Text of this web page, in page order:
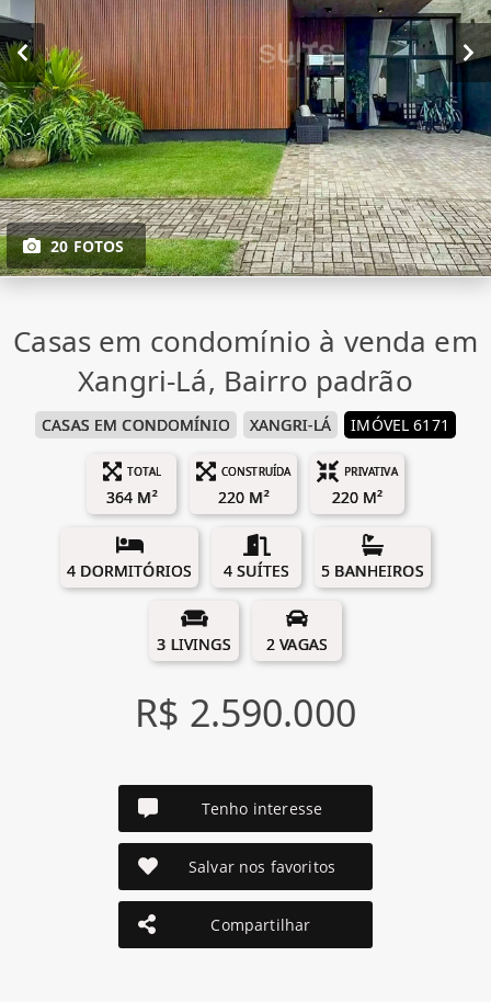
20 FOTOS
Casas em condomínio à venda em
Xangri-Lá, Bairro padrão
CASAS EM CONDOMÍNIO XANGRI-LÁ IMÓVEL 6171
TOTAL
364 M²
CONSTRUÍDA
220 M²
PRIVATIVA
220 M²
4 DORMITÓRIOS 4 SUÍTES 5 BANHEIROS
3 LIVINGS 2 VAGAS
R$ 2.590.000
Tenho interesse
Salvar nos favoritos
Compartilhar